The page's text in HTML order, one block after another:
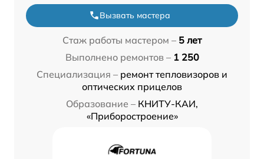
Вызвать мастера
Стаж работы мастером – 5 лет
Выполнено ремонтов – 1 250
Специализация – ремонт тепловизоров и
оптических прицелов
Образование – КНИТУ-КАИ,
«Приборостроение»